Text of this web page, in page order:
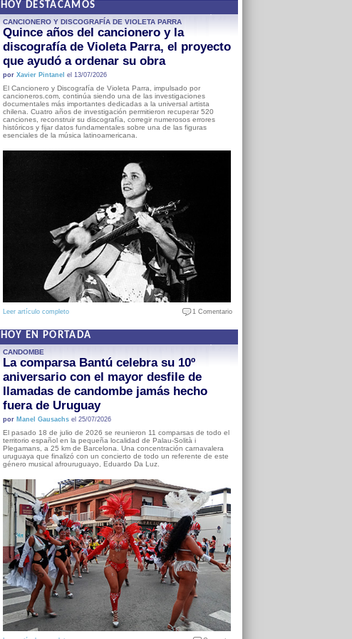
HOY DESTACAMOS
CANCIONERO Y DISCOGRAFÍA DE VIOLETA PARRA
Quince años del cancionero y la
discografía de Violeta Parra, el proyecto
que ayudó a ordenar su obra
por Xavier Pintanel el 13/07/2026
El Cancionero y Discografía de Violeta Parra, impulsado por
cancioneros.com, continúa siendo una de las investigaciones
documentales más importantes dedicadas a la universal artista
chilena. Cuatro años de investigación permitieron recuperar 520
canciones, reconstruir su discografía, corregir numerosos errores
históricos y fijar datos fundamentales sobre una de las figuras
esenciales de la música latinoamericana.
Leer artículo completo 1 Comentario
HOY EN PORTADA
CANDOMBE
La comparsa Bantú celebra su 10º
aniversario con el mayor desfile de
llamadas de candombe jamás hecho
fuera de Uruguay
por Manel Gausachsel 25/07/2026
El pasado 18 de julio de 2026 se reunieron 11 comparsas de todo el
territorio español en la pequeña localidad de Palau-Solità i
Plegamans, a 25 km de Barcelona. Una concentración carnavalera
uruguaya que finalizó con un concierto de todo un referente de este
género musical afrouruguayo, Eduardo Da Luz.